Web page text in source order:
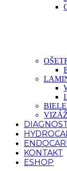
VIZÁŽ
KONTAKT
ESHOP